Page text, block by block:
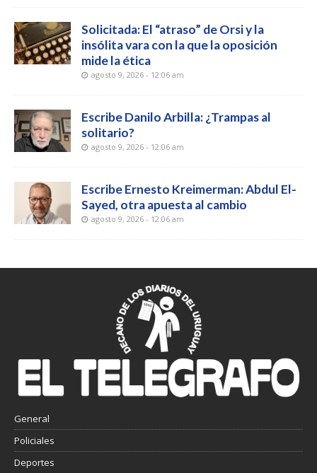
Solicitada: El “atraso” de Orsi y la
insólita vara con la que la oposición
mide la ética
agosto 9, 2026 - 12:06 am
Escribe Danilo Arbilla: ¿Trampas al
solitario?
agosto 9, 2026 - 12:06 am
Escribe Ernesto Kreimerman: Abdul El-
Sayed, otra apuesta al cambio
agosto 9, 2026 - 12:06 am
General
Policiales
Deportes